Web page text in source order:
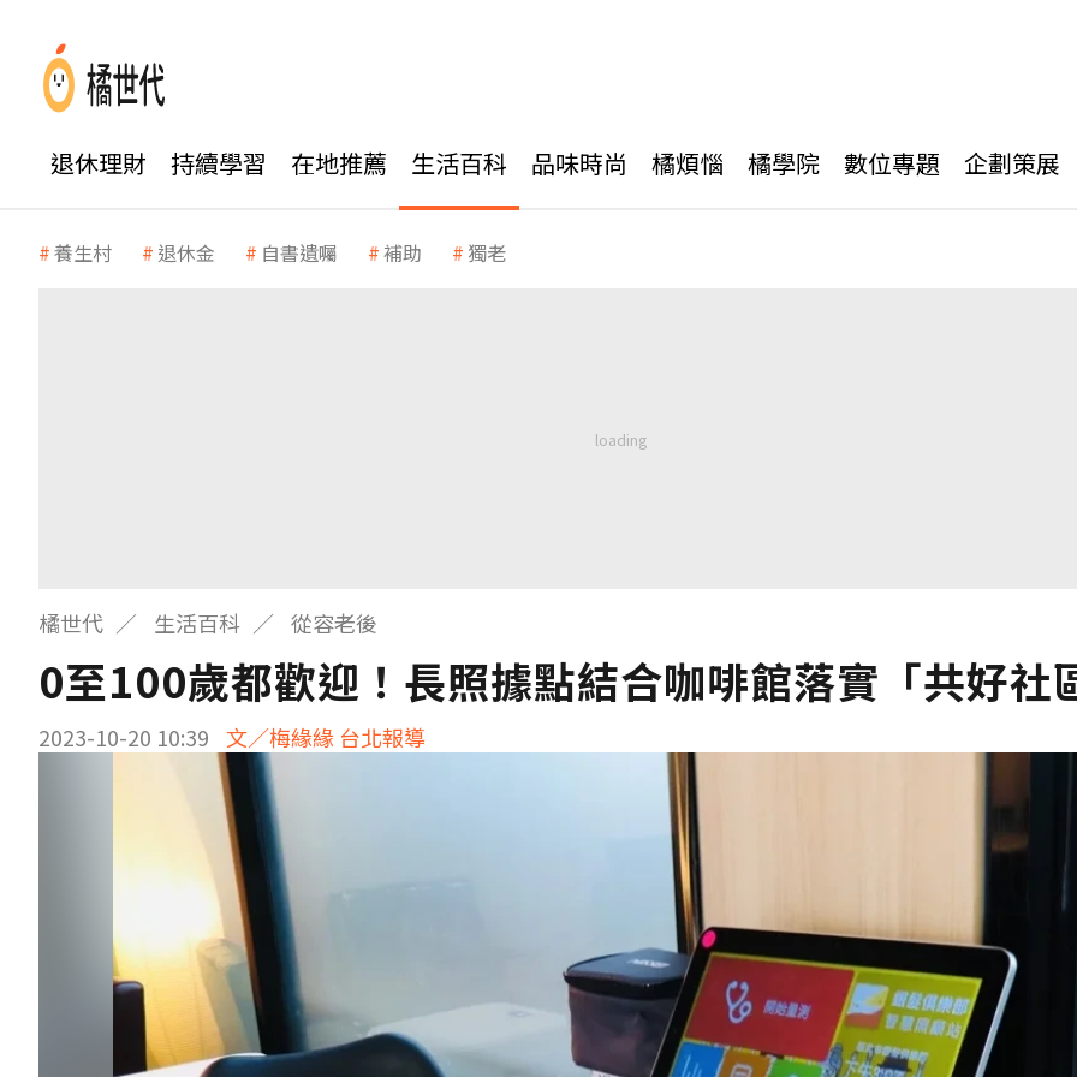
退休理財 持續學習 在地推薦 生活百科 品味時尚 橘煩惱 橘學院 數位專題 企劃策展
養生村 退休金 自書遺囑 補助 獨老
橘世代 生活百科 從容老後
0至100歲都歡迎！長照據點結合咖啡館落實「共好社
2023-10-20 10:39 文／梅緣緣 台北報導